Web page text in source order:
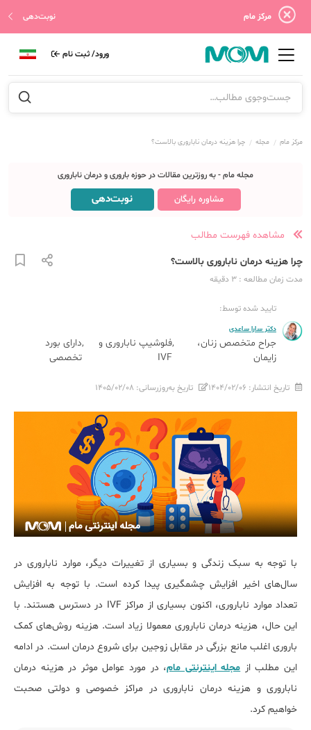
مرکز مام نوبت‌دهی
ورود/ ثبت نام
مرکز مام مجله چرا هزینه درمان ناباروری بالاست؟
مجله مام - به روزترین مقالات در حوزه باروری و درمان ناباروری
مشاوره رایگان نوبت‌دهی
مشاهده فهرست مطالب
چرا هزینه درمان ناباروری بالاست؟
مدت زمان مطالعه : 3 دقیقه
تایید شده توسط:
دکتر سارا ساعدی
جراح متخصص زنان،
زایمان
فلوشیپ ناباروری و
IVF
دارای بورد
تخصصی
تاریخ انتشار: ۱۴۰۴/۰۲/۰۶ تاریخ به‌روزرسانی: ۱۴۰۵/۰۲/۰۸
با توجه به سبک زندگی و بسیاری از تغییرات دیگر، موارد ناباروری در
سال‌های اخیر افزایش چشمگیری پیدا کرده است. با توجه به افزایش
تعداد موارد ناباروری، اکنون بسیاری از مراکز IVF در دسترس هستند. با
این حال، هزینه درمان ناباروری معمولا زیاد است. هزینه روش‌های کمک
باروری اغلب مانع بزرگی در مقابل زوجین برای شروع درمان است. در ادامه
این مطلب از مجله اینترنتی مام، در مورد عوامل موثر در هزینه درمان
ناباروری و هزینه درمان ناباروری در مراکز خصوصی و دولتی صحبت
خواهیم کرد.